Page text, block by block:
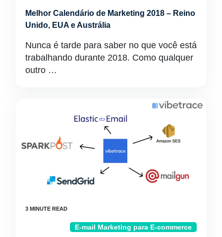
Melhor Calendário de Marketing 2018 – Reino
Unido, EUA e Austrália
Nunca é tarde para saber no que você está
trabalhando durante 2018. Como qualquer
outro …
E-mail Marketing para E-commerce